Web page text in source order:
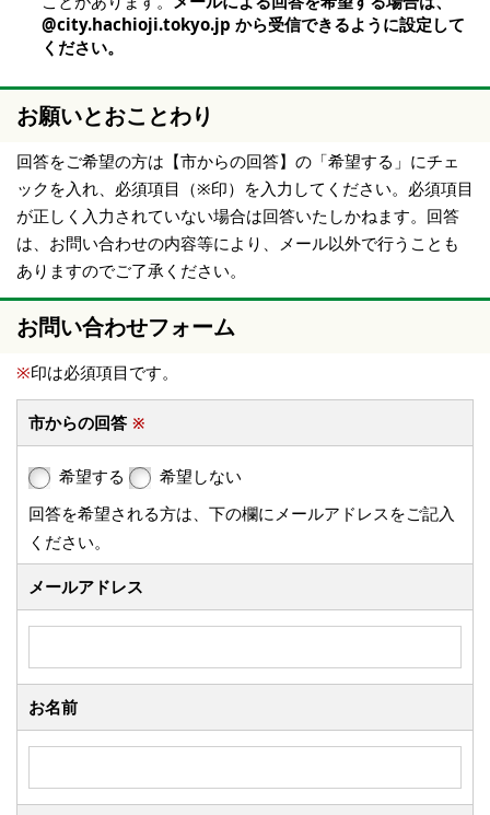
@city.hachioji.tokyo.jp から受信できるように設定して
ください。
お願いとおことわり
回答をご希望の方は【市からの回答】の「希望する」にチェ
ックを入れ、必須項目（※印）を入力してください。必須項目
が正しく入力されていない場合は回答いたしかねます。回答
は、お問い合わせの内容等により、メール以外で行うことも
ありますのでご了承ください。
お問い合わせフォーム
※印は必須項目です。
市からの回答 ※
希望する
希望しない
回答を希望される方は、下の欄にメールアドレスをご記入
ください。
メールアドレス
お名前